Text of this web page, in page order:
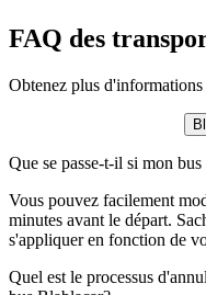
FAQ des
Obtenez plus
Que se passe-t-il si mon
Vous pouvez facilement
minutes avant le départ.
s'appliquer en fonction de
Quel est le processus